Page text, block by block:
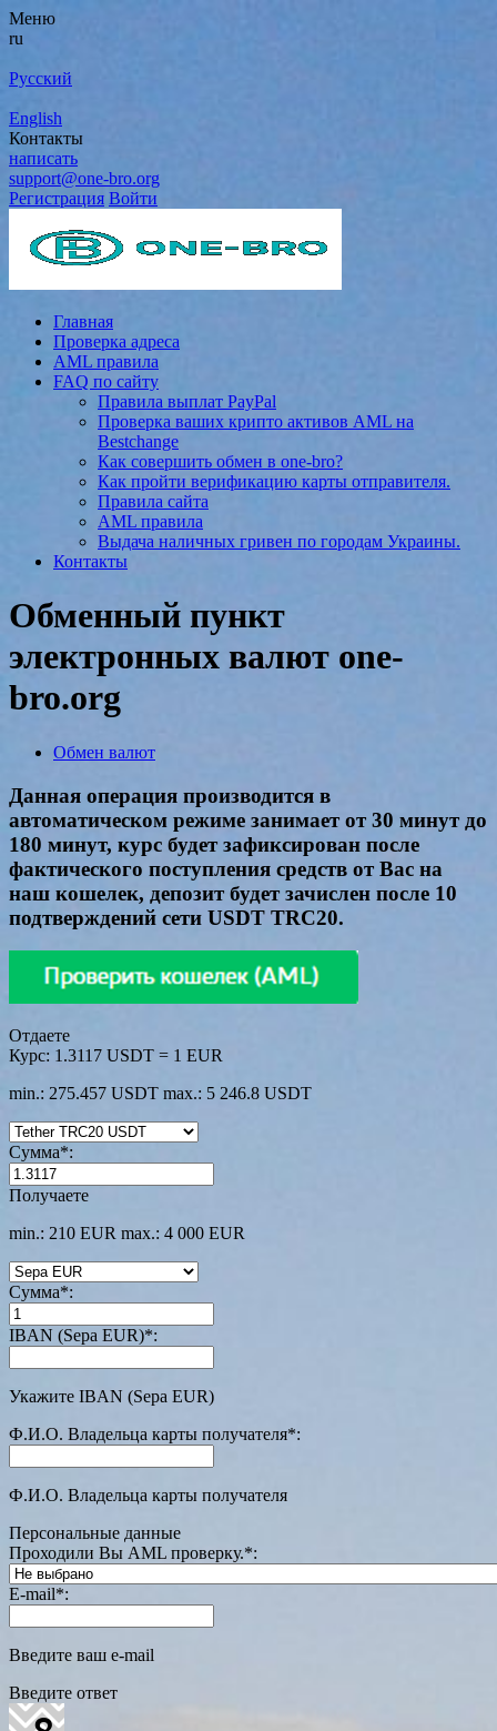
Меню
ru
Русский
English
Контакты
написать
support@one-bro.org
Регистрация Войти
Главная
Проверка адреса
AML правила
FAQ по сайту
Правила выплат PayPal
Проверка ваших крипто активов AML на
Bestchange
Как совершить обмен в one-bro?
Как пройти верификацию карты отправителя.
Правила сайта
AML правила
Выдача наличных гривен по городам Украины.
Контакты
Обменный пункт
электронных валют one-
bro.org
Обмен валют
Данная операция производится в
автоматическом режиме занимает от 30 минут до
180 минут, курс будет зафиксирован после
фактического поступления средств от Вас на
наш кошелек, депозит будет зачислен после 10
подтверждений сети USDT TRC20.
Отдаете
Курс: 1.3117 USDT = 1 EUR
min.: 275.457 USDT max.: 5 246.8 USDT
Сумма*:
Получаете
min.: 210 EUR max.: 4 000 EUR
Сумма*:
IBAN (Sepa EUR)*:
Укажите IBAN (Sepa EUR)
Ф.И.О. Владельца карты получателя*:
Ф.И.О. Владельца карты получателя
Персональные данные
Проходили Вы AML проверку.*:
E-mail*:
Введите ваш e-mail
Введите ответ